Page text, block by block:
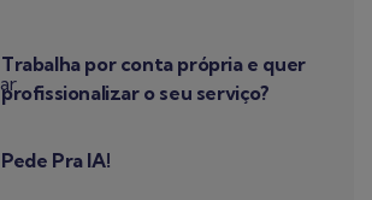
Trabalha por conta própria e quer
profissionalizar o seu serviço?
Pede Pra IA!